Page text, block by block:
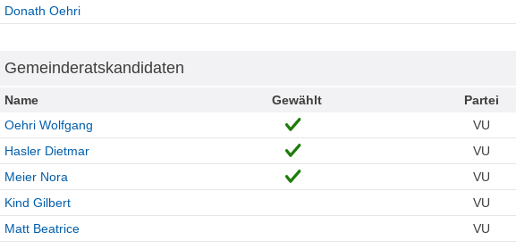
Donath Oehri
Gemeinderatskandidaten
Name Gewählt Partei
Oehri Wolfgang
VU
Hasler Dietmar
VU
Meier Nora
VU
Kind Gilbert
VU
Matt Beatrice
VU